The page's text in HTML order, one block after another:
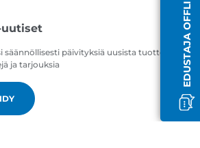
uutiset
säännöllisesti päivityksiä uusista tuotteista,
ja tarjouksia